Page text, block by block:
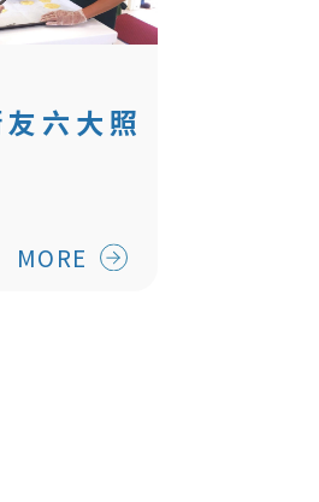
六大照
MORE